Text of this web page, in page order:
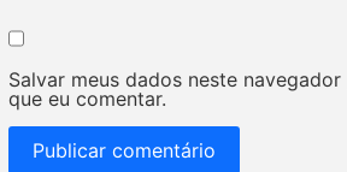
Salvar meus dados neste
que eu comentar.